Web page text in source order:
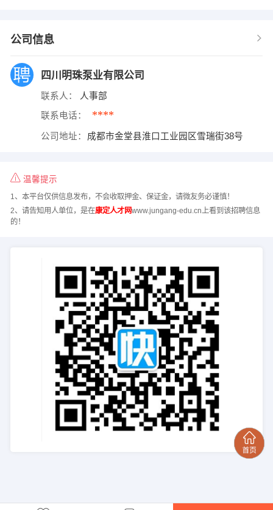
公司信息
四川明珠泵业有限公司
联系人： 人事部
联系电话： ****
公司地址： 成都市金堂县淮口工业园区雪瑞街38号
温馨提示
1、本平台仅供信息发布，不会收取押金、保证金，请微友务必谨慎！
2、请告知用人单位，是在康定人才网www.jungang-edu.cn上看到该招聘信息
的！